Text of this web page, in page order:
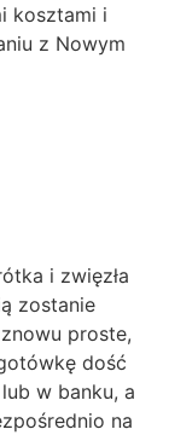
kosztami i
z Nowym
i zwięzła
zostanie
proste,
dość
w banku, a
na